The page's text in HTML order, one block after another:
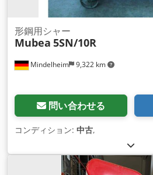
Mindelheim 9,322 km
形鋼用シャー
Mubea 5SN/10R
問い合わせる
コンディション: 中古,